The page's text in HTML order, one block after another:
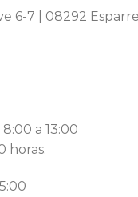
6-7 | 08292
a 13:00
horas.